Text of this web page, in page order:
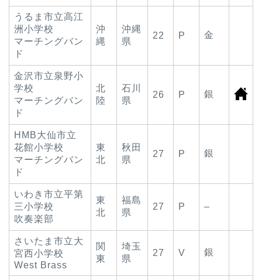
うるま市立高江
洲小学校
マーチングバン
ド
沖
縄
沖縄
県
22 P 金
金沢市立泉野小
学校
マーチングバン
ド
北
陸
石川
県
26 P 銀
HMB大仙市立
花館小学校
マーチングバン
ド
東
北
秋田
県
27 P 銀
いわき市立平第
三小学校
吹奏楽部
東
北
福島
県
27 P –
さいたま市立大
宮西小学校
West Brass
関
東
埼玉
県
27 V 銀